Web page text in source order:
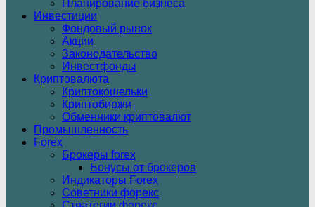
Планирование бизнеса
Инвестиции
Фондовый рынок
Акции
Законодательство
Инвестфонды
Криптовалюта
Криптокошельки
Криптобиржи
Обменники криптовалют
Промышленность
Forex
Брокеры forex
Бонусы от брокеров
Индикаторы Forex
Советники форекс